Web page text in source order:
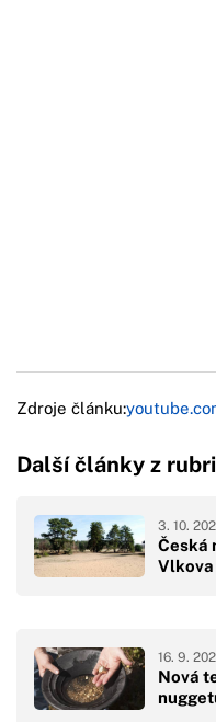
Zdroje článku:
Další články z
Česká
3. 10.
Nová
16. 9.